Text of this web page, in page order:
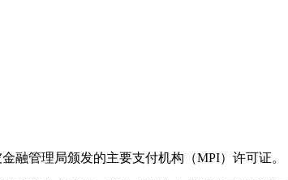
融管理局颁发的主要支付机构（MPI）许可证。